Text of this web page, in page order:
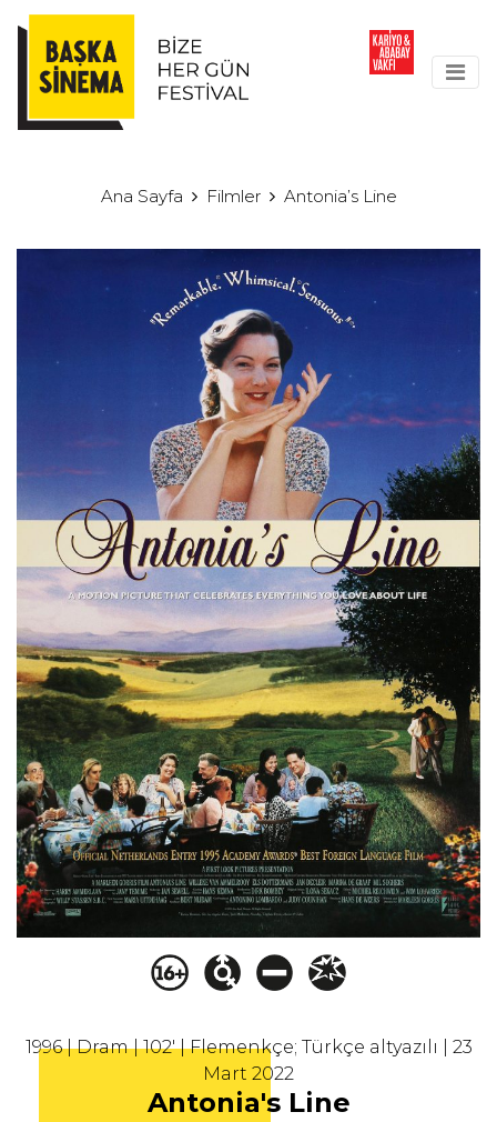
Ana Sayfa Filmler Antonia’s Line
1996 | Dram | 102' | Flemenkçe; Türkçe altyazılı | 23
Mart 2022
Antonia's Line